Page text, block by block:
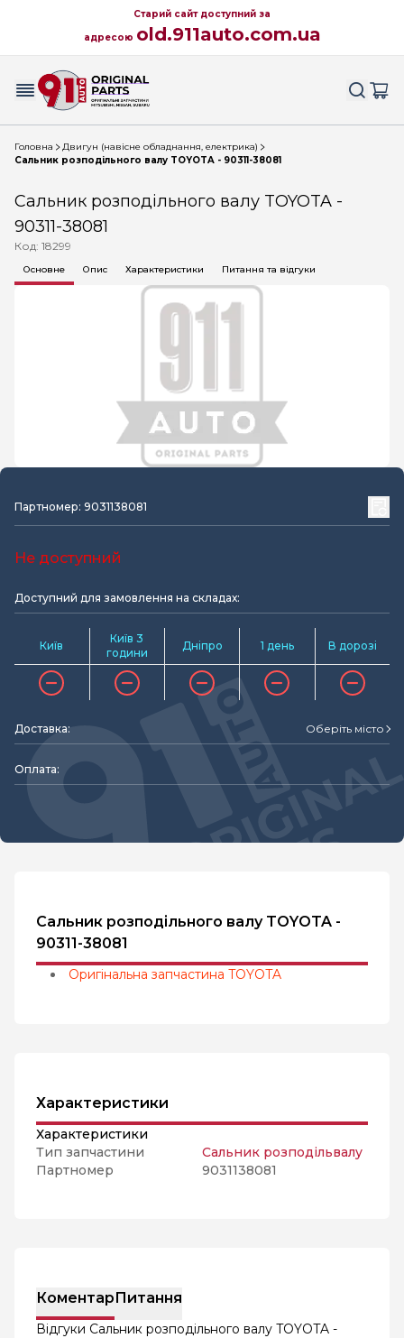
Старий сайт доступний за
адресою old.911auto.com.ua
Головна
Двигун (навісне обладнання, електрика)
Сальник розподільного валу TOYOTA - 90311-38081
Сальник розподільного валу TOYOTA -
90311-38081
Код: 18299
Основне Опис Характеристики Питання та відгуки
Партномер: 9031138081
Не доступний
Доступний для замовлення на складах:
Київ
Київ 3
години
Дніпро 1 день В дорозі
Доставка: Оберіть місто
Оплата:
Сальник розподільного валу TOYOTA -
90311-38081
Оригінальна запчастина TOYOTA
Характеристики
Характеристики
Тип запчастини
Сальник розподільвалу
Партномер
9031138081
КоментарПитання
Відгуки Сальник розподільного валу TOYOTA -